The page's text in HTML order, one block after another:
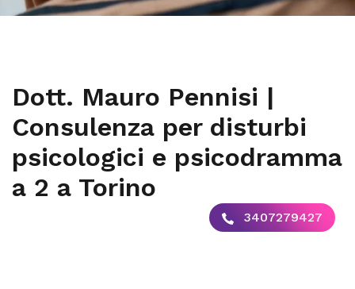
Dott. Mauro Pennisi |
Consulenza per disturbi
psicologici e psicodramma
a 2 a Torino
3407279427